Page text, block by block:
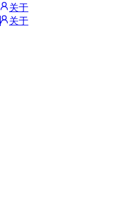
关于
关于